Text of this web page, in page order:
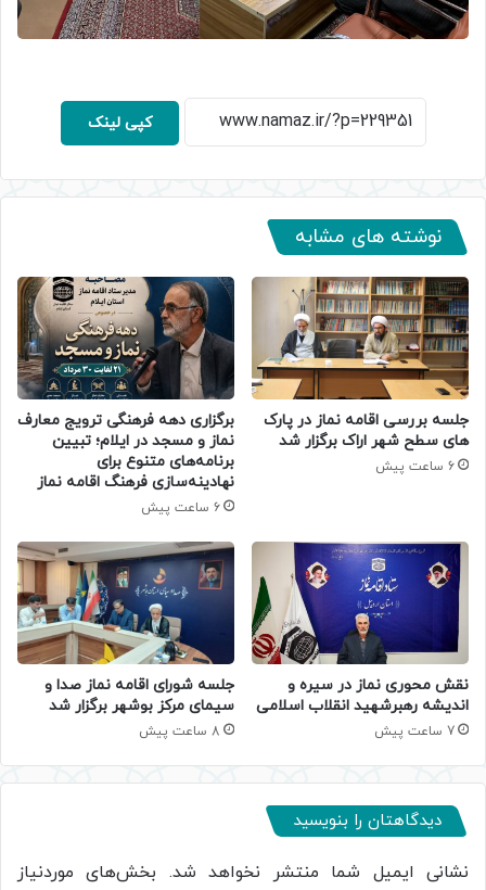
کپی لینک
نوشته های مشابه
جلسه بررسی اقامه نماز در پارک
های سطح شهر اراک برگزار شد
6 ساعت پیش
برگزاری دهه فرهنگی ترویج معارف
نماز و مسجد در ایلام؛ تبیین
برنامه‌های متنوع برای
نهادینه‌سازی فرهنگ اقامه نماز
6 ساعت پیش
نقش محوری نماز در سیره و
اندیشه رهبرشهید انقلاب اسلامی
7 ساعت پیش
جلسه شورای اقامه نماز صدا و
سیمای مرکز بوشهر برگزار شد
8 ساعت پیش
دیدگاهتان را بنویسید
نشانی ایمیل شما منتشر نخواهد شد. بخش‌های موردنیاز